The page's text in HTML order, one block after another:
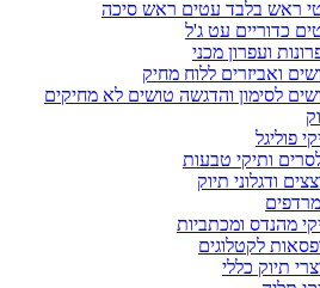
ראש בלבד עטים ראש סיכה
כדוריים עט ג'ל
ועפרון מכני
ואביזרים ללוח מחיק
לסימון והדגשה טושים לא מחיקים
פוליגל
ותיקי טבעות
ודגלוני תיוק
מהנדס ומכתביות
לקטלוגים
תיוק כללי